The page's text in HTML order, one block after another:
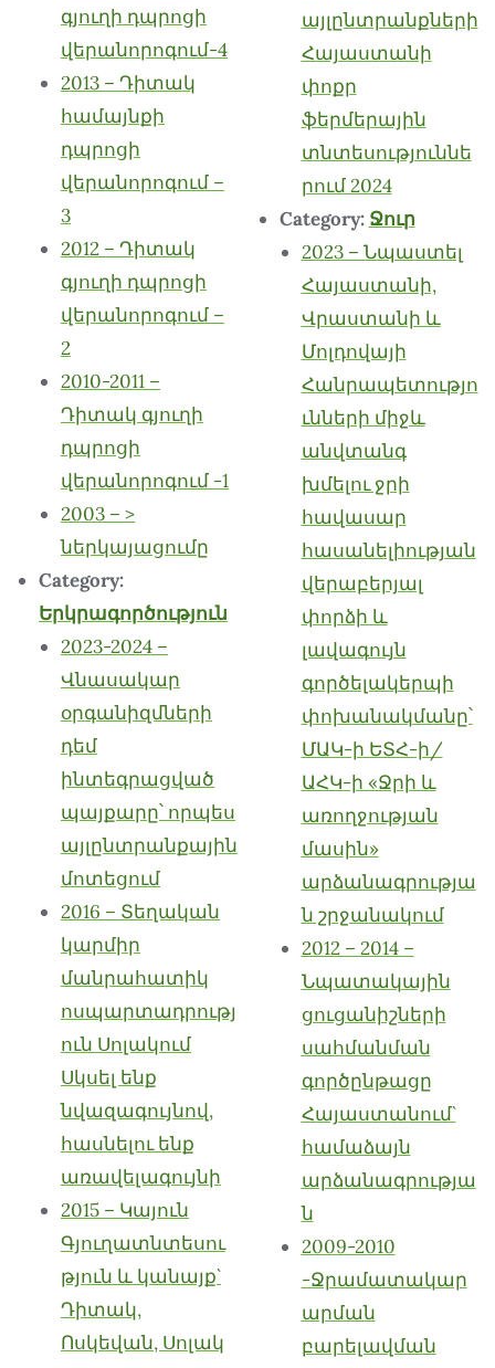
գյուղի դպրոցի
վերանորոգում-4
2013 – Դիտակ
համայնքի
դպրոցի
վերանորոգում –
3
2012 – Դիտակ
գյուղի դպրոցի
վերանորոգում –
2
2010-2011 –
Դիտակ գյուղի
դպրոցի
վերանորոգում -1
2003 – >
ներկայացումը
Category:
Երկրագործություն
2023-2024 –
Վնասակար
օրգանիզմների
դեմ
ինտեգրացված
պայքարը՝ որպես
այլընտրանքային
մոտեցում
2016 – Տեղական
կարմիր
մանրահատիկ
ոսպարտադրությ
ուն Սոլակում
Սկսել ենք
նվազագույնով,
հասնելու ենք
առավելագույնի
2015 – Կայուն
Գյուղատնտեսու
թյուն և կանայք`
Դիտակ,
Ոսկեվան, Սոլակ
այլընտրանքների
Հայաստանի
փոքր
ֆերմերային
տնտեսություննե
րում 2024
Category: Ջուր
2023 – Նպաստել
Հայաստանի,
Վրաստանի և
Մոլդովայի
Հանրապետությո
ւնների միջև
անվտանգ
խմելու ջրի
հավասար
հասանելիության
վերաբերյալ
փորձի և
լավագույն
գործելակերպի
փոխանակմանը՝
ՄԱԿ-ի ԵՏՀ-ի/
ԱՀԿ-ի «Ջրի և
առողջության
մասին»
արձանագրությա
ն շրջանակում
2012 – 2014 –
Նպատակային
ցուցանիշների
սահմանման
գործընթացը
Հայաստանում`
համաձայն
արձանագրությա
ն
2009-2010
-Ջրամատակար
արման
բարելավման